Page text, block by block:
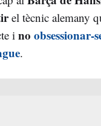
el tècnic alemany
i no obsessionar-
.